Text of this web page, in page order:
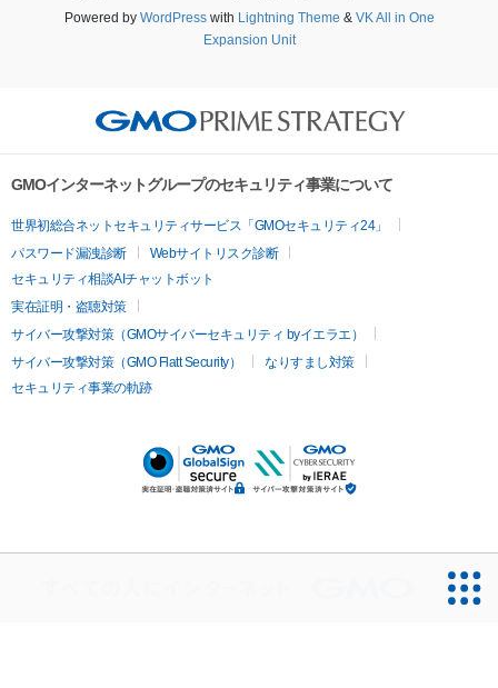
Powered by WordPresswith Lightning Theme & VK All in One
Expansion Unit
GMOインターネットグループのセキュリティ事業について
世界初総合ネットセキュリティサービス「GMOセキュリティ24」
パスワード漏洩診断
Webサイトリスク診断
セキュリティ相談AIチャットボット
実在証明・盗聴対策
サイバー攻撃対策（GMOサイバーセキュリティ byイエラエ）
サイバー攻撃対策（GMO Flatt Security）
なりすまし対策
セキュリティ事業の軌跡